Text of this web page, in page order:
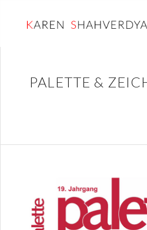
PALETTE &